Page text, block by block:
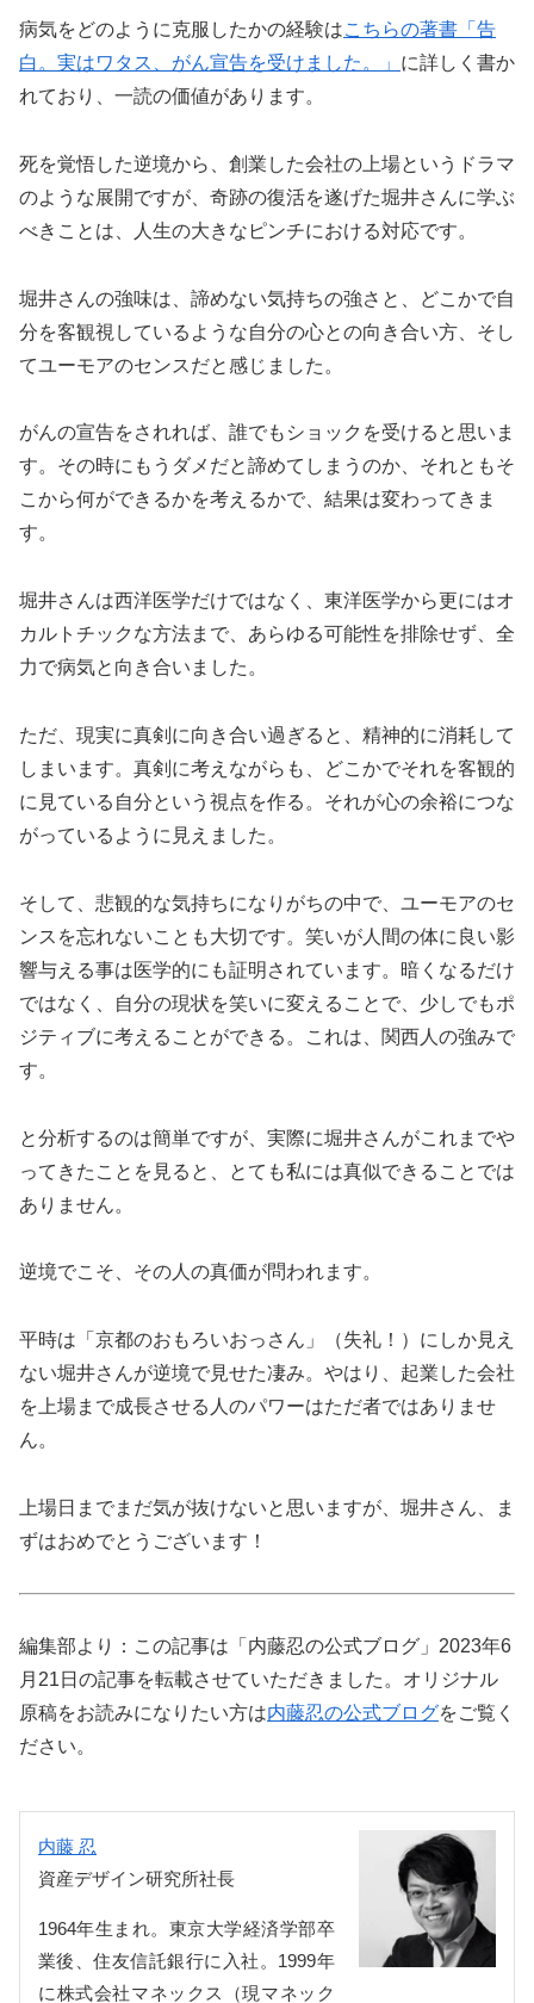
病気をどのように克服したかの経験はこちらの著書「告
白。実はワタス、がん宣告を受けました。」 に詳しく書か
れており、一読の価値があります。
死を覚悟した逆境から、創業した会社の上場というドラマ
のような展開ですが、奇跡の復活を遂げた堀井さんに学ぶ
べきことは、人生の大きなピンチにおける対応です。
堀井さんの強味は、諦めない気持ちの強さと、どこかで自
分を客観視しているような自分の心との向き合い方、そし
てユーモアのセンスだと感じました。
がんの宣告をされれば、誰でもショックを受けると思いま
す。その時にもうダメだと諦めてしまうのか、それともそ
こから何ができるかを考えるかで、結果は変わってきま
す。
堀井さんは西洋医学だけではなく、東洋医学から更にはオ
カルトチックな方法まで、あらゆる可能性を排除せず、全
力で病気と向き合いました。
ただ、現実に真剣に向き合い過ぎると、精神的に消耗して
しまいます。真剣に考えながらも、どこかでそれを客観的
に見ている自分という視点を作る。それが心の余裕につな
がっているように見えました。
そして、悲観的な気持ちになりがちの中で、ユーモアのセ
ンスを忘れないことも大切です。笑いが人間の体に良い影
響与える事は医学的にも証明されています。暗くなるだけ
ではなく、自分の現状を笑いに変えることで、少しでもポ
ジティブに考えることができる。これは、関西人の強みで
す。
と分析するのは簡単ですが、実際に堀井さんがこれまでや
ってきたことを見ると、とても私には真似できることでは
ありません。
逆境でこそ、その人の真価が問われます。
平時は「京都のおもろいおっさん」（失礼！）にしか見え
ない堀井さんが逆境で見せた凄み。やはり、起業した会社
を上場まで成長させる人のパワーはただ者ではありませ
ん。
上場日までまだ気が抜けないと思いますが、堀井さん、ま
ずはおめでとうございます！
編集部より：この記事は「内藤忍の公式ブログ」2023年6
月21日の記事を転載させていただきました。オリジナル
原稿をお読みになりたい方は内藤忍の公式ブログをご覧く
ださい。
内藤 忍
資産デザイン研究所社長
1964年生まれ。東京大学経済学部卒
業後、住友信託銀行に入社。1999年
に株式会社マネックス（現マネック